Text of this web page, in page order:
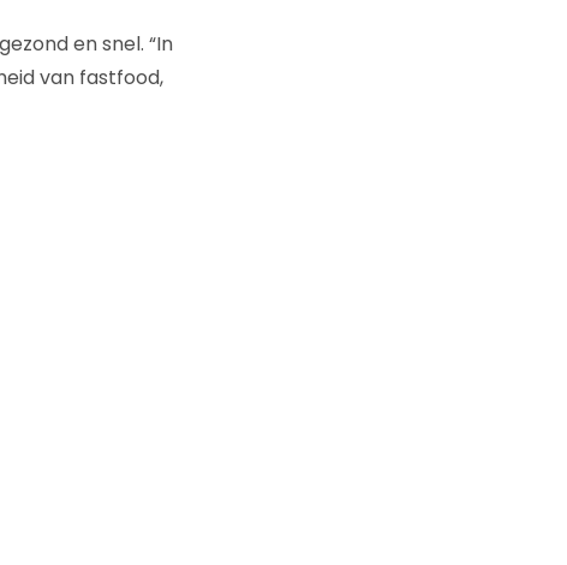
en snel. “In
van fastfood,